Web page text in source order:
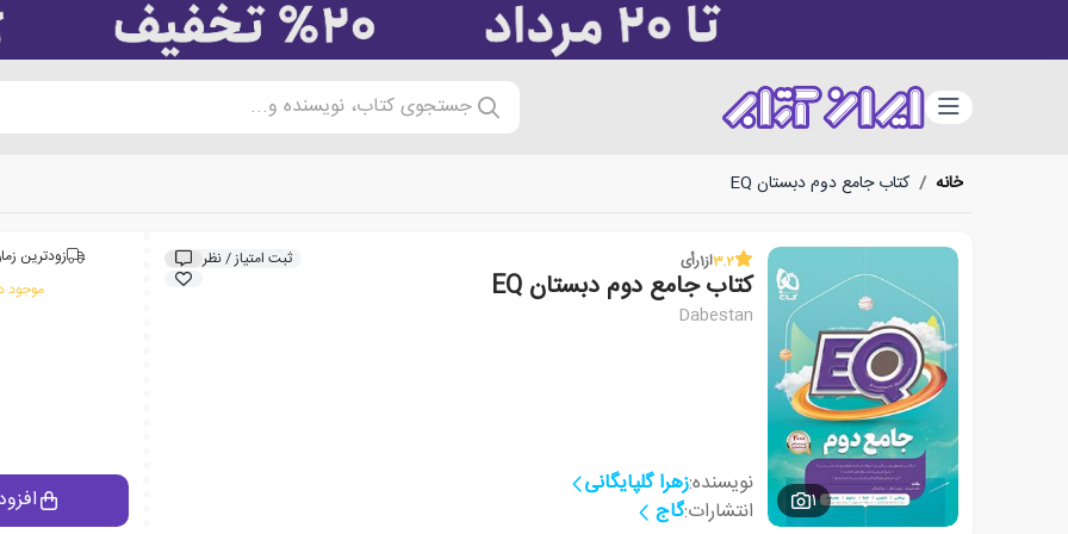
دسته‌بندی جستجوی کتاب، نویسنده و...
خانه / کتاب جامع دوم دبستان EQ
1
3.2از1رأی ثبت امتیاز / نظر
کتاب جامع دوم دبستان EQ
Dabestan
نویسنده:زهرا گلپایگانی
انتشارات:گاج
زودترین
موجود